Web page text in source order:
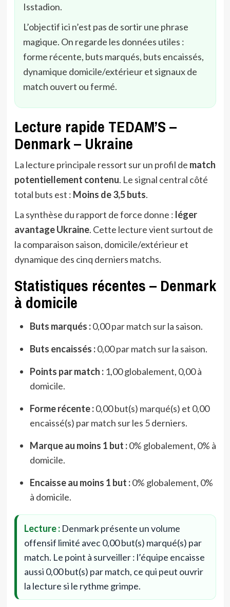
Isstadion.
L’objectif ici n’est pas de sortir une phrase
magique. On regarde les données utiles :
forme récente, buts marqués, buts encaissés,
dynamique domicile/extérieur et signaux de
match ouvert ou fermé.
Lecture rapide TEDAM’S –
Denmark – Ukraine
La lecture principale ressort sur un profil de match
potentiellement contenu. Le signal central côté
total buts est : Moins de 3,5 buts.
La synthèse du rapport de force donne : léger
avantage Ukraine. Cette lecture vient surtout de
la comparaison saison, domicile/extérieur et
dynamique des cinq derniers matchs.
Statistiques récentes – Denmark
à domicile
Buts marqués :0,00 par match sur la saison.
Buts encaissés :0,00 par match sur la saison.
Points par match :1,00 globalement, 0,00 à
domicile.
Forme récente :0,00 but(s) marqué(s) et 0,00
encaissé(s) par match sur les 5 derniers.
Marque au moins 1 but :0% globalement, 0% à
domicile.
Encaisse au moins 1 but :0% globalement, 0%
à domicile.
Lecture :Denmark présente un volume
offensif limité avec 0,00 but(s) marqué(s) par
match. Le point à surveiller : l’équipe encaisse
aussi 0,00 but(s) par match, ce qui peut ouvrir
la lecture si le rythme grimpe.